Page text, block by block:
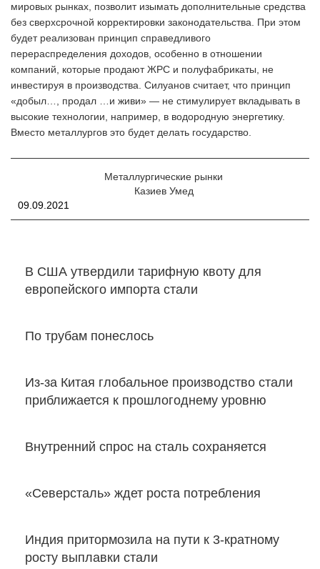
мировых рынках, позволит изымать дополнительные средства
без сверхсрочной корректировки законодательства. При этом
будет реализован принцип справедливого
перераспределения доходов, особенно в отношении
компаний, которые продают ЖРС и полуфабрикаты, не
инвестируя в производства. Силуанов считает, что принцип
«добыл…, продал …и живи» — не стимулирует вкладывать в
высокие технологии, например, в водородную энергетику.
Вместо металлургов это будет делать государство.
Металлургические рынки
Казиев Умед
09.09.2021
В США утвердили тарифную квоту для
европейского импорта стали
По трубам понеслось
Из-за Китая глобальное производство стали
приближается к прошлогоднему уровню
Внутренний спрос на сталь сохраняется
«Северсталь» ждет роста потребления
Индия притормозила на пути к 3-кратному
росту выплавки стали